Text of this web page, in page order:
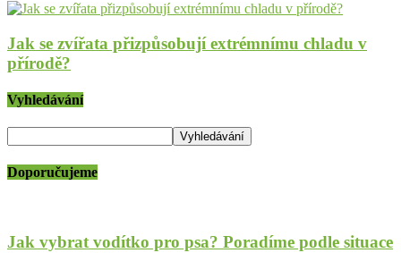
Jak se zvířata přizpůsobují extrémnímu chladu v
přírodě?
Vyhledávání
Doporučujeme
Jak vybrat vodítko pro psa? Poradíme podle situace